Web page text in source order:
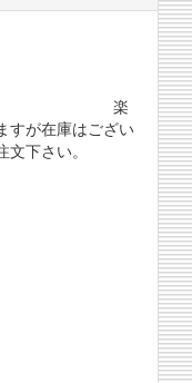
楽
すが在庫はござい
下さい。